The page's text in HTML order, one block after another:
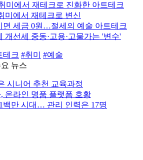
미에서 재테크로 진화한 아트테크
미에서 재테크로 변신
면 세금 0원…절세의 예술 아트테크
개선세 중동·고용·고물가는 '변수'
테크 #취미
#예술
뉴스
시니어 추천 교육과정
온라인 명품 플랫폼 호황
백만 시대… 관리 인력은 17명